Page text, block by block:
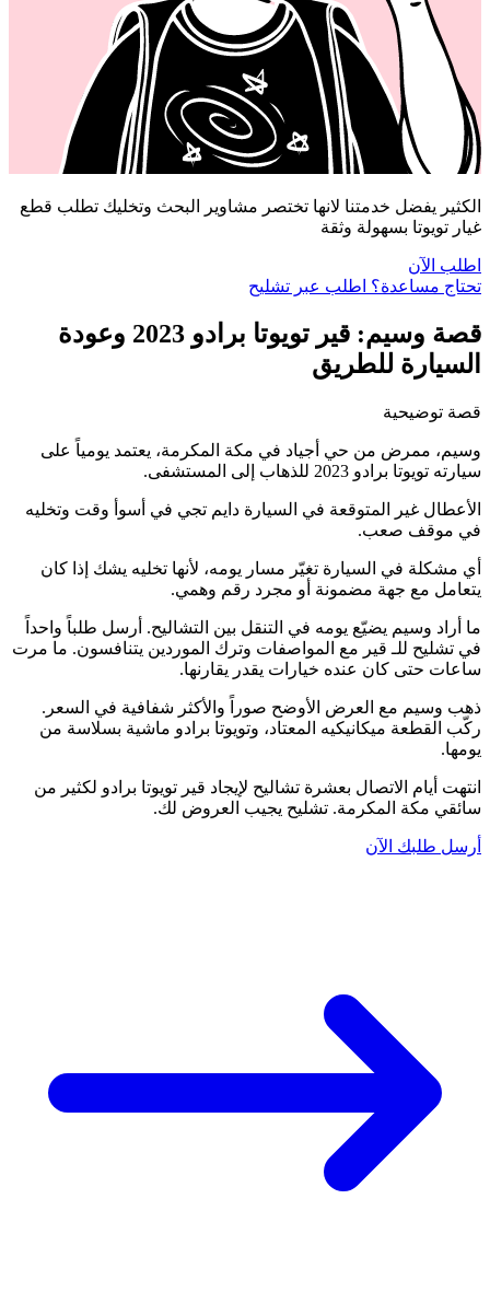
الكثير يفضل خدمتنا لانها تختصر مشاوير البحث وتخليك تطلب قطع
غيار تويوتا بسهولة وثقة
اطلب الآن
تحتاج مساعدة؟ اطلب عبر تشليح
قصة وسيم: قير تويوتا برادو 2023 وعودة
السيارة للطريق
قصة توضيحية
وسيم، ممرض من حي أجياد في مكة المكرمة، يعتمد يومياً على
سيارته تويوتا برادو 2023 للذهاب إلى المستشفى.
الأعطال غير المتوقعة في السيارة دايم تجي في أسوأ وقت وتخليه
في موقف صعب.
أي مشكلة في السيارة تغيّر مسار يومه، لأنها تخليه يشك إذا كان
يتعامل مع جهة مضمونة أو مجرد رقم وهمي.
ما أراد وسيم يضيّع يومه في التنقل بين التشاليح. أرسل طلباً واحداً
في تشليح للـ قير مع المواصفات وترك الموردين يتنافسون. ما مرت
ساعات حتى كان عنده خيارات يقدر يقارنها.
ذهب وسيم مع العرض الأوضح صوراً والأكثر شفافية في السعر.
ركّب القطعة ميكانيكيه المعتاد، وتويوتا برادو ماشية بسلاسة من
يومها.
انتهت أيام الاتصال بعشرة تشاليح لإيجاد قير تويوتا برادو لكثير من
سائقي مكة المكرمة. تشليح يجيب العروض لك.
أرسل طلبك الآن